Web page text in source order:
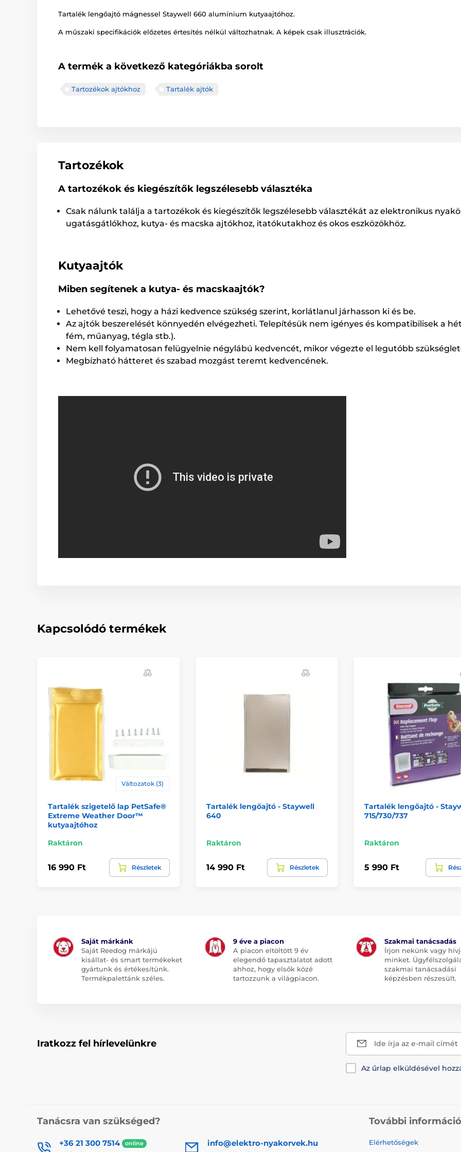
Tartalék lengőajtó mágnessel Staywell 660 alumínium kutyaajtóhoz.
A műszaki specifikációk előzetes értesítés nélkül változhatnak. A képek csak illusztrációk.
A termék a következő kategóriákba sorolt
Tartozékok ajtókhoz Tartalék ajtók
Tartozékok
A tartozékok és kiegészítők legszélesebb választéka
Csak nálunk találja a tartozékok és kiegészítők legszélesebb választékát az elektronikus
ugatásgátlókhoz, kutya- és macska ajtókhoz, itatókutakhoz és okos eszközökhöz.
Kutyaajtók
Miben segítenek a kutya- és macskaajtók?
Lehetővé teszi, hogy a házi kedvence szükség szerint, korlátlanul járhasson ki és be.
Az ajtók beszerelését könnyedén elvégezheti. Telepítésük nem igényes és kompatibilisek a
fém, műanyag, tégla stb.).
Nem kell folyamatosan felügyelnie négylábú kedvencét, mikor végezte el legutóbb
Megbízható hátteret és szabad mozgást teremt kedvencének.
Kapcsolódó termékek
Változatok (3)
Tartalék szigetelő lap PetSafe®
Extreme Weather Door™
kutyaajtóhoz
Raktáron
16 990 Ft Részletek
Tartalék lengőajtó - Staywell
640
Raktáron
14 990 Ft Részletek
Tartalék lengőajtó -
715/730/737
Raktáron
5 990 Ft
Saját márkánk
Saját Reedog márkájú
kisállat- és smart termékeket
gyártunk és értékesítünk.
Termékpalettánk széles.
9 éve a piacon
A piacon eltöltött 9 év
elegendő tapasztalatot adott
ahhoz, hogy elsők közé
tartozzunk a világpiacon.
Szakmai tanácsadás
Írjon nekünk vagy
minket.
szakmai tanácsadási
képzésben részesült.
Iratkozz fel hírlevelünkre Ide írja az e-mail címét
Az űrlap elküldésével
Tanácsra van szükséged?
+36 21 300 7514 online info@elektro-nyakorvek.hu
További
Elérhetőségek